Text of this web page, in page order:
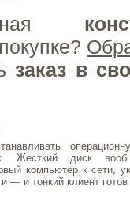
заказ в
Жесткий диск
компьютер к сети,
— и тонкий клиент